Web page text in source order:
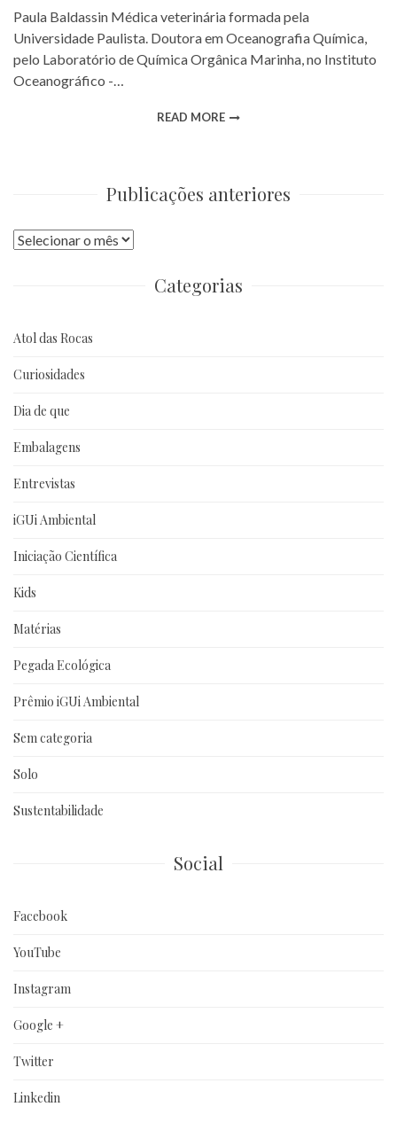
Paula Baldassin Médica veterinária formada pela
Universidade Paulista. Doutora em Oceanografia Química,
pelo Laboratório de Química Orgânica Marinha, no Instituto
Oceanográfico -…
READ MORE
Publicações anteriores
Publicações
Categorias
Atol das Rocas
Curiosidades
Dia de que
Embalagens
Entrevistas
iGUi Ambiental
Iniciação Científica
Kids
Matérias
Pegada Ecológica
Prêmio iGUi Ambiental
Sem categoria
Solo
Sustentabilidade
Social
Facebook
YouTube
Instagram
Google +
Twitter
Linkedin